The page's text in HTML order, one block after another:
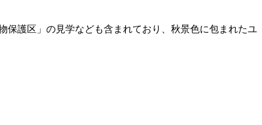
保護区」の見学なども含まれており、秋景色に包まれたユ